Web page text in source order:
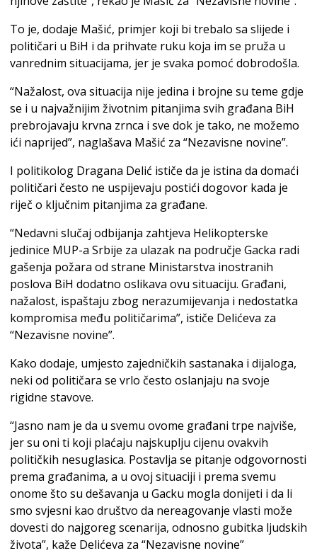
To je, dodaje Mašić, primjer koji bi trebalo sa slijede i
političari u BiH i da prihvate ruku koja im se pruža u
vanrednim situacijama, jer je svaka pomoć dobrodošla.
“Nažalost, ova situacija nije jedina i brojne su teme gdje
se i u najvažnijim životnim pitanjima svih građana BiH
prebrojavaju krvna zrnca i sve dok je tako, ne možemo
ići naprijed”, naglašava Mašić za “Nezavisne novine”.
I politikolog Dragana Delić ističe da je istina da domaći
političari često ne uspijevaju postići dogovor kada je
riječ o ključnim pitanjima za građane.
“Nedavni slučaj odbijanja zahtjeva Helikopterske
jedinice MUP-a Srbije za ulazak na područje Gacka radi
gašenja požara od strane Ministarstva inostranih
poslova BiH dodatno oslikava ovu situaciju. Građani,
nažalost, ispaštaju zbog nerazumijevanja i nedostatka
kompromisa među političarima”, ističe Delićeva za
“Nezavisne novine”.
Kako dodaje, umjesto zajedničkih sastanaka i dijaloga,
neki od političara se vrlo često oslanjaju na svoje
rigidne stavove.
“Jasno nam je da u svemu ovome građani trpe najviše,
jer su oni ti koji plaćaju najskuplju cijenu ovakvih
političkih nesuglasica. Postavlja se pitanje odgovornosti
prema građanima, a u ovoj situaciji i prema svemu
onome što su dešavanja u Gacku mogla donijeti i da li
smo svjesni kao društvo da nereagovanje vlasti može
dovesti do najgoreg scenarija, odnosno gubitka ljudskih
života”, kaže Delićeva za “Nezavisne novine”